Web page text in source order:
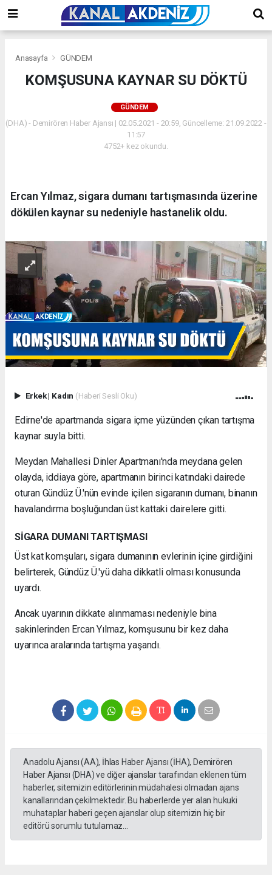
Anasayfa GÜNDEM
KOMŞUSUNA KAYNAR SU DÖKTÜ
GÜNDEM
(DHA) - Demirören Haber Ajansı | 02.05.2021 - 20:59, Güncelleme: 21.09.2022 -
11:57
4752+ kez okundu.
Ercan Yılmaz, sigara dumanı tartışmasında üzerine
dökülen kaynar su nedeniyle hastanelik oldu.
Erkek| Kadın (Haberi Sesli Oku)
Edirne'de apartmanda sigara içme yüzünden çıkan tartışma
kaynar suyla bitti.
Meydan Mahallesi Dinler Apartmanı'nda meydana gelen
olayda, iddiaya göre, apartmanın birinci katındaki dairede
oturan Gündüz Ü.'nün evinde içilen sigaranın dumanı, binanın
havalandırma boşluğundan üst kattaki dairelere gitti.
SİGARA DUMANI TARTIŞMASI
Üst kat komşuları, sigara dumanının evlerinin içine girdiğini
belirterek, Gündüz Ü.'yü daha dikkatli olması konusunda
uyardı.
Ancak uyarının dikkate alınmaması nedeniyle bina
sakinlerinden Ercan Yılmaz, komşusunu bir kez daha
uyarınca aralarında tartışma yaşandı.
Anadolu Ajansı (AA), İhlas Haber Ajansı (İHA), Demirören
Haber Ajansı (DHA) ve diğer ajanslar tarafından eklenen tüm
haberler, sitemizin editörlerinin müdahalesi olmadan ajans
kanallarından çekilmektedir. Bu haberlerde yer alan hukuki
muhataplar haberi geçen ajanslar olup sitemizin hiç bir
editörü sorumlu tutulamaz...